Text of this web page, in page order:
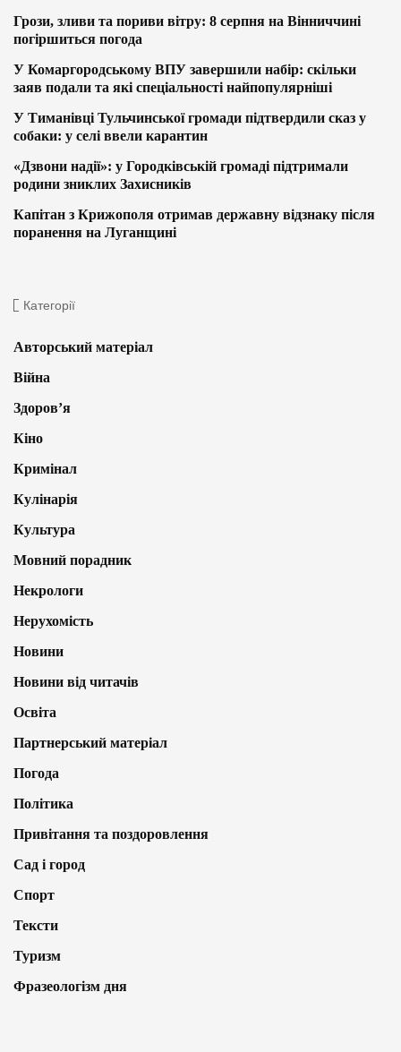
Грози, зливи та пориви вітру: 8 серпня на Вінниччині
погіршиться погода
У Комаргородському ВПУ завершили набір: скільки
заяв подали та які спеціальності найпопулярніші
У Тиманівці Тульчинської громади підтвердили сказ у
собаки: у селі ввели карантин
«Дзвони надії»: у Городківській громаді підтримали
родини зниклих Захисників
Капітан з Крижополя отримав державну відзнаку після
поранення на Луганщині
Категорії
Авторський матеріал
Війна
Здоров’я
Кіно
Кримінал
Кулінарія
Культура
Мовний порадник
Некрологи
Нерухомість
Новини
Новини від читачів
Освіта
Партнерський матеріал
Погода
Політика
Привітання та поздоровлення
Сад і город
Спорт
Тексти
Туризм
Фразеологізм дня